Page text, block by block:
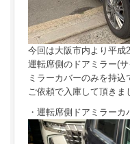
今回は大阪市内より平
運転席側のドアミラー(
ミラーカバーのみを持
ご依頼で入庫して頂きま
・運転席側ドアミラーカ